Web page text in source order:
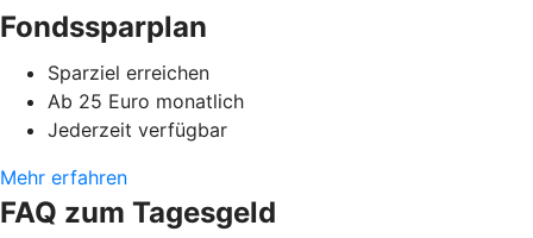
Fondssparplan
Sparziel erreichen
Ab 25 Euro monatlich
Jederzeit verfügbar
Mehr erfahren
FAQ zum Tagesgeld